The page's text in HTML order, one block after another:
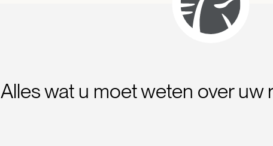
Alles wat u moet weten over uw